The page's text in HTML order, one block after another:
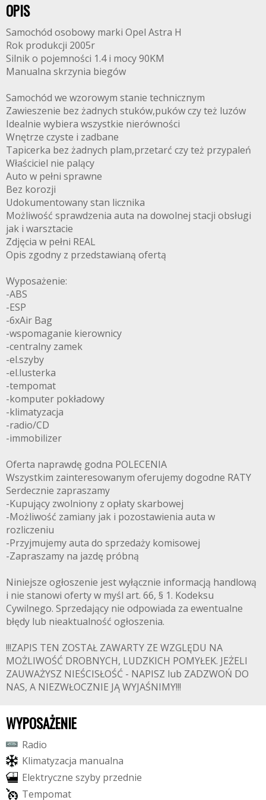
OPIS
Samochód osobowy marki Opel Astra H
Rok produkcji 2005r
Silnik o pojemności 1.4 i mocy 90KM
Manualna skrzynia biegów
Samochód we wzorowym stanie technicznym
Zawieszenie bez żadnych stuków,puków czy też luzów
Idealnie wybiera wszystkie nierówności
Wnętrze czyste i zadbane
Tapicerka bez żadnych plam,przetarć czy też przypaleń
Właściciel nie palący
Auto w pełni sprawne
Bez korozji
Udokumentowany stan licznika
Możliwość sprawdzenia auta na dowolnej stacji obsługi
jak i warsztacie
Zdjęcia w pełni REAL
Opis zgodny z przedstawianą ofertą
Wyposażenie:
-ABS
-ESP
-6xAir Bag
-wspomaganie kierownicy
-centralny zamek
-el.szyby
-el.lusterka
-tempomat
-komputer pokładowy
-klimatyzacja
-radio/CD
-immobilizer
Oferta naprawdę godna POLECENIA
Wszystkim zainteresowanym oferujemy dogodne RATY
Serdecznie zapraszamy
-Kupujący zwolniony z opłaty skarbowej
-Możliwość zamiany jak i pozostawienia auta w
rozliczeniu
-Przyjmujemy auta do sprzedaży komisowej
-Zapraszamy na jazdę próbną
Niniejsze ogłoszenie jest wyłącznie informacją handlową
i nie stanowi oferty w myśl art. 66, § 1. Kodeksu
Cywilnego. Sprzedający nie odpowiada za ewentualne
błędy lub nieaktualność ogłoszenia.
!!!ZAPIS TEN ZOSTAŁ ZAWARTY ZE WZGLĘDU NA
MOŻLIWOŚĆ DROBNYCH, LUDZKICH POMYŁEK. JEŻELI
ZAUWAŻYSZ NIEŚCISŁOŚĆ - NAPISZ lub ZADZWOŃ DO
NAS, A NIEZWŁOCZNIE JĄ WYJAŚNIMY!!!
WYPOSAŻENIE
Radio
Klimatyzacja manualna
Elektryczne szyby przednie
Tempomat